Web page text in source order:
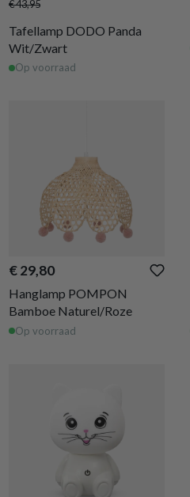
€ 43,95
Tafellamp DODO Panda
Wit/Zwart
Op voorraad
€ 29,80
Hanglamp POMPON
Bamboe Naturel/Roze
Op voorraad